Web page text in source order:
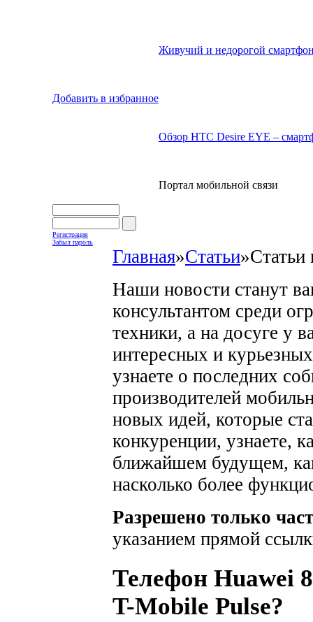
Добавить в избранное
Живучий и недорогой
Обзор HTC Desire EYE –
Портал мобильной связи
Регистрация
Забыл пароль
Главная»Статьи»Статьи
Наши новости станут
консультантом среди
техники, а на досуге у
интересных и
узнаете о последних
производителей
новых идей, которые
конкуренции, узнаете,
ближайшем будущем,
насколько более
Разрешено только
указанием прямой
Телефон Huawei
T-Mobile Pulse?